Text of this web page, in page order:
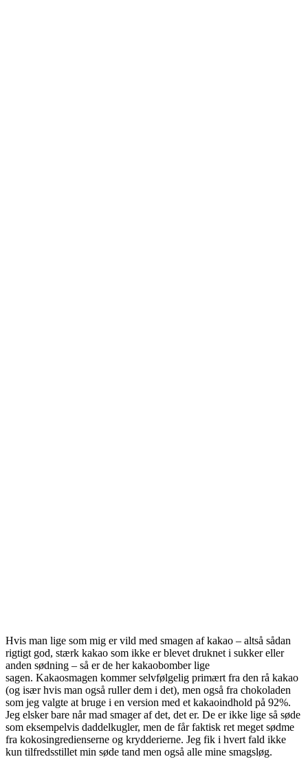
Hvis man lige som mig er vild med smagen af kakao – altså sådan
rigtigt god, stærk kakao som ikke er blevet druknet i sukker eller
anden sødning – så er de her kakaobomber lige
sagen. Kakaosmagen kommer selvfølgelig primært fra den rå kakao
(og især hvis man også ruller dem i det), men også fra chokoladen
som jeg valgte at bruge i en version med et kakaoindhold på 92%.
Jeg elsker bare når mad smager af det, det er. De er ikke lige så søde
som eksempelvis daddelkugler, men de får faktisk ret meget sødme
fra kokosingredienserne og krydderierne. Jeg fik i hvert fald ikke
kun tilfredsstillet min søde tand men også alle mine smagsløg.